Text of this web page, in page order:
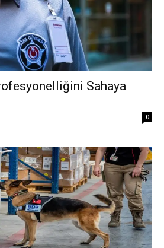
Sahaya
0